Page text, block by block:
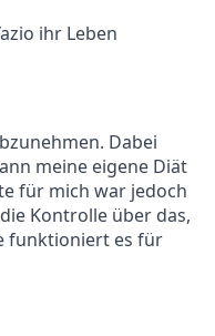
ihr Leben
Dabei
meine eigene Diät
für mich war jedoch
Kontrolle über das,
funktioniert es für